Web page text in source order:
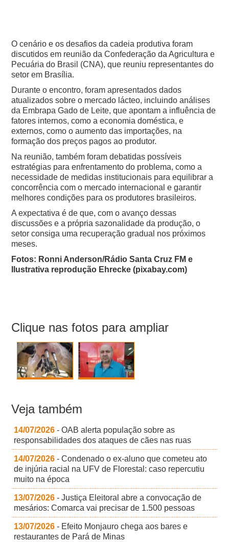
O cenário e os desafios da cadeia produtiva foram
discutidos em reunião da Confederação da Agricultura e
Pecuária do Brasil (CNA), que reuniu representantes do
setor em Brasília.
Durante o encontro, foram apresentados dados
atualizados sobre o mercado lácteo, incluindo análises
da Embrapa Gado de Leite, que apontam a influência de
fatores internos, como a economia doméstica, e
externos, como o aumento das importações, na
formação dos preços pagos ao produtor.
Na reunião, também foram debatidas possíveis
estratégias para enfrentamento do problema, como a
necessidade de medidas institucionais para equilibrar a
concorrência com o mercado internacional e garantir
melhores condições para os produtores brasileiros.
A expectativa é de que, com o avanço dessas
discussões e a própria sazonalidade da produção, o
setor consiga uma recuperação gradual nos próximos
meses.
Fotos: Ronni Anderson/Rádio Santa Cruz FM e
Ilustrativa reprodução Ehrecke (pixabay.com)
Clique nas fotos para ampliar
Veja também
14/07/2026 - OAB alerta população sobre as
responsabilidades dos ataques de cães nas ruas
14/07/2026 - Condenado o ex-aluno que cometeu ato
de injúria racial na UFV de Florestal: caso repercutiu
muito na época
13/07/2026 - Justiça Eleitoral abre a convocação de
mesários: Comarca vai precisar de 1.500 pessoas
13/07/2026 - Efeito Monjauro chega aos bares e
restaurantes de Pará de Minas